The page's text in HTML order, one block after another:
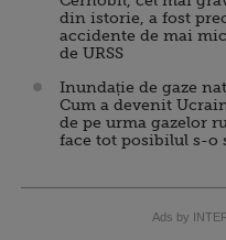
din istorie, a fost
accidente de mai
de URSS
Inundație de gaze
Cum a devenit
de pe urma gazelor
face tot posibilul s-o
Ads by